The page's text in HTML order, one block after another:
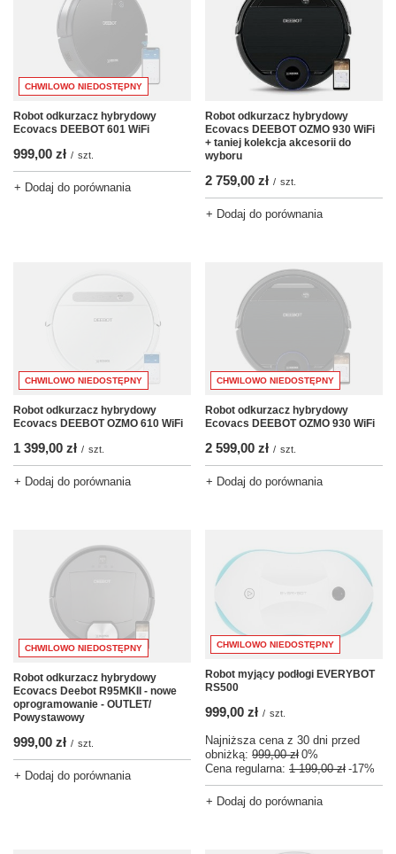
CHWILOWO NIEDOSTĘPNY
Robot odkurzacz hybrydowy
Ecovacs DEEBOT 601 WiFi
999,00 zł / szt.
+ Dodaj do porównania
Robot odkurzacz hybrydowy
Ecovacs DEEBOT OZMO 930 WiFi
+ taniej kolekcja akcesorii do
wyboru
2 759,00 zł / szt.
+ Dodaj do porównania
CHWILOWO NIEDOSTĘPNY
Robot odkurzacz hybrydowy
Ecovacs DEEBOT OZMO 610 WiFi
1 399,00 zł / szt.
+ Dodaj do porównania
CHWILOWO NIEDOSTĘPNY
Robot odkurzacz hybrydowy
Ecovacs DEEBOT OZMO 930 WiFi
2 599,00 zł / szt.
+ Dodaj do porównania
CHWILOWO NIEDOSTĘPNY
Robot odkurzacz hybrydowy
Ecovacs Deebot R95MKII - nowe
oprogramowanie - OUTLET/
Powystawowy
999,00 zł / szt.
+ Dodaj do porównania
CHWILOWO NIEDOSTĘPNY
Robot myjący podłogi EVERYBOT
RS500
999,00 zł / szt.
Najniższa cena z 30 dni przed
obniżką: 999,00 zł 0%
Cena regularna: 1 199,00 zł -17%
+ Dodaj do porównania